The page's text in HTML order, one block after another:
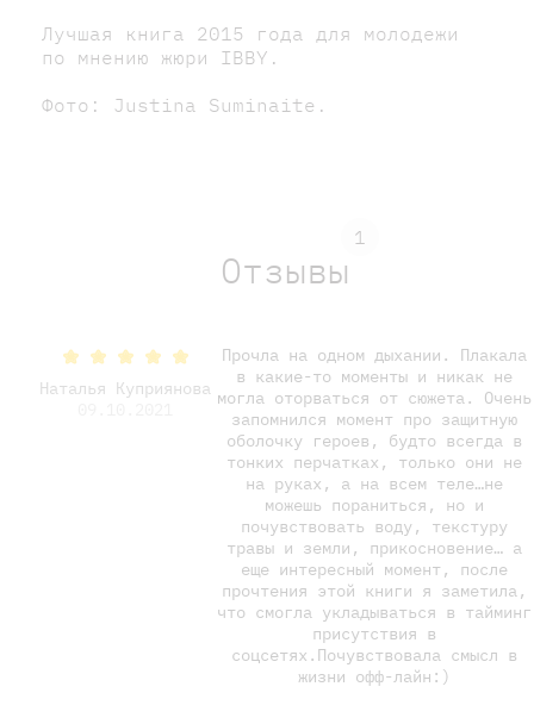
Лучшая книга 2015 года для молодежи
по мнению жюри IBBY.
Фото: Justina Suminaite.
Отзывы
1
Наталья Куприянова
Прочла на одном дыхании. Плакала
в какие-то моменты и никак не
могла оторваться от сюжета. Очень
запомнился момент про защитную
оболочку героев, будто всегда в
тонких перчатках, только они не
на руках, а на всем теле…не
можешь пораниться, но и
почувствовать воду, текстуру
травы и земли, прикосновение… а
еще интересный момент, после
прочтения этой книги я заметила,
что смогла укладываться в тайминг
присутствия в
соцсетях.Почувствовала смысл в
жизни офф-лайн:)